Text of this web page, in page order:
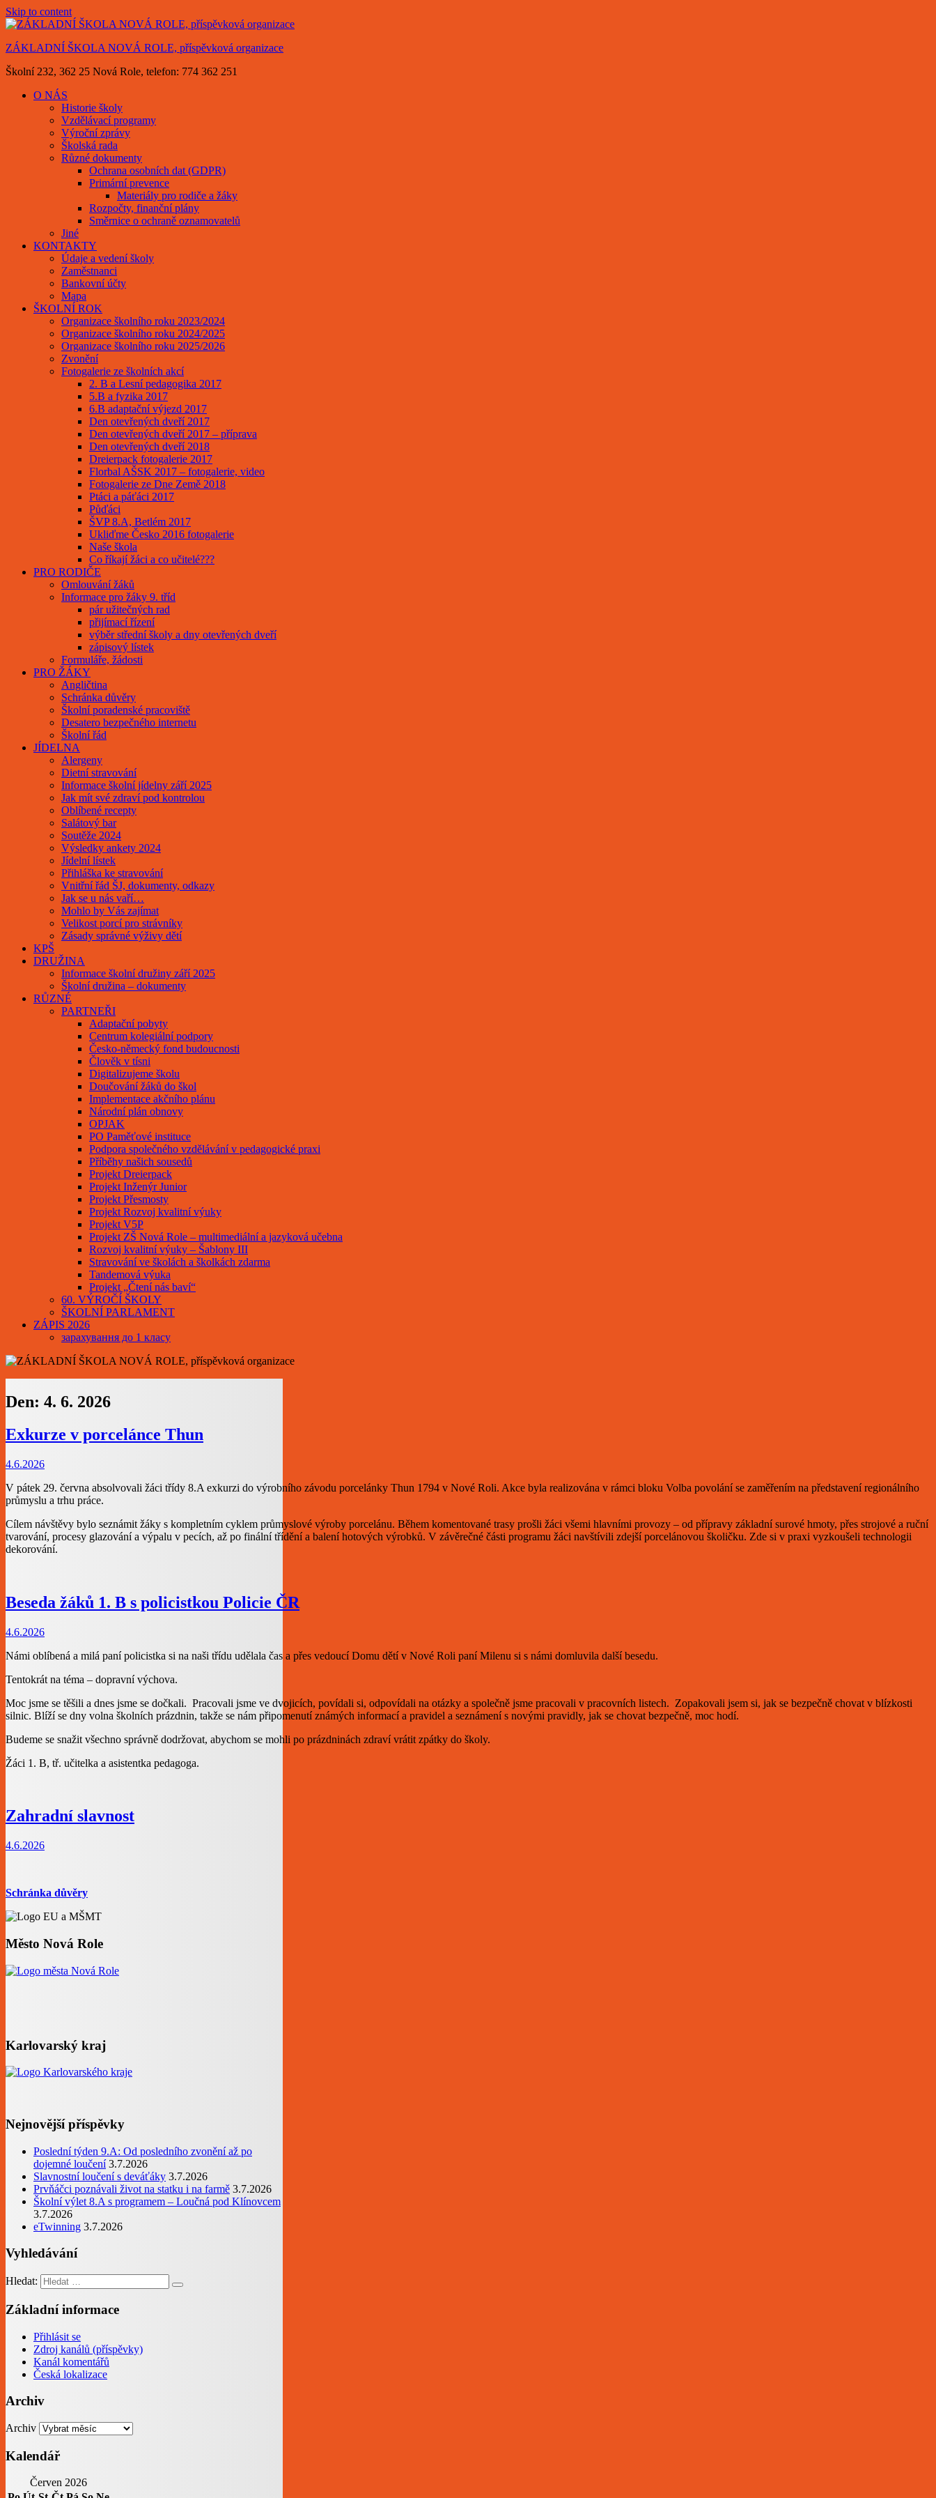
Skip to content
ZÁKLADNÍ ŠKOLA NOVÁ ROLE, příspěvková organizace
Školní 232, 362 25 Nová Role, telefon: 774 362 251
O NÁS
Historie školy
Vzdělávací programy
Výroční zprávy
Školská rada
Různé dokumenty
Ochrana osobních dat (GDPR)
Primární prevence
Materiály pro rodiče a žáky
Rozpočty, finanční plány
Směrnice o ochraně oznamovatelů
Jiné
KONTAKTY
Údaje a vedení školy
Zaměstnanci
Bankovní účty
Mapa
ŠKOLNÍ ROK
Organizace školního roku 2023/2024
Organizace školního roku 2024/2025
Organizace školního roku 2025/2026
Zvonění
Fotogalerie ze školních akcí
2. B a Lesní pedagogika 2017
5.B a fyzika 2017
6.B adaptační výjezd 2017
Den otevřených dveří 2017
Den otevřených dveří 2017 – příprava
Den otevřených dveří 2018
Dreierpack fotogalerie 2017
Florbal AŠSK 2017 – fotogalerie, video
Fotogalerie ze Dne Země 2018
Ptáci a páťáci 2017
Půďáci
ŠVP 8.A, Betlém 2017
Ukliďme Česko 2016 fotogalerie
Naše škola
Co říkají žáci a co učitelé???
PRO RODIČE
Omlouvání žáků
Informace pro žáky 9. tříd
pár užitečných rad
přijímací řízení
výběr střední školy a dny otevřených dveří
zápisový lístek
Formuláře, žádosti
PRO ŽÁKY
Angličtina
Schránka důvěry
Školní poradenské pracoviště
Desatero bezpečného internetu
Školní řád
JÍDELNA
Alergeny
Dietní stravování
Informace školní jídelny září 2025
Jak mít své zdraví pod kontrolou
Oblíbené recepty
Salátový bar
Soutěže 2024
Výsledky ankety 2024
Jídelní lístek
Přihláška ke stravování
Vnitřní řád ŠJ, dokumenty, odkazy
Jak se u nás vaří…
Mohlo by Vás zajímat
Velikost porcí pro strávníky
Zásady správné výživy dětí
KPŠ
DRUŽINA
Informace školní družiny září 2025
Školní družina – dokumenty
RŮZNÉ
PARTNEŘI
Adaptační pobyty
Centrum kolegiální podpory
Česko-německý fond budoucnosti
Člověk v tísni
Digitalizujeme školu
Doučování žáků do škol
Implementace akčního plánu
Národní plán obnovy
OPJAK
PO Paměťové instituce
Podpora společného vzdělávání v pedagogické praxi
Příběhy našich sousedů
Projekt Dreierpack
Projekt Inženýr Junior
Projekt Přesmosty
Projekt Rozvoj kvalitní výuky
Projekt V5P
Projekt ZŠ Nová Role – multimediální a jazyková učebna
Rozvoj kvalitní výuky – Šablony III
Stravování ve školách a školkách zdarma
Tandemová výuka
Projekt „Čtení nás baví“
60. VÝROČÍ ŠKOLY
ŠKOLNÍ PARLAMENT
ZÁPIS 2026
зарахування до 1 класу
Den: 4. 6. 2026
Exkurze v porcelánce Thun
4.6.2026
V pátek 29. června absolvovali žáci třídy 8.A exkurzi do výrobního závodu porcelánky Thun 1794 v Nové Roli. Akce byla realizována v rámci bloku Volba povolání se zaměřením na představení regionálního
průmyslu a trhu práce.
Cílem návštěvy bylo seznámit žáky s kompletním cyklem průmyslové výroby porcelánu. Během komentované trasy prošli žáci všemi hlavními provozy – od přípravy základní surové hmoty, přes strojové a ruční
tvarování, procesy glazování a výpalu v pecích, až po finální třídění a balení hotových výrobků. V závěrečné části programu žáci navštívili zdejší porcelánovou školičku. Zde si v praxi vyzkoušeli technologii
dekorování.
Beseda žáků 1. B s policistkou Policie ČR
4.6.2026
Námi oblíbená a milá paní policistka si na naši třídu udělala čas a přes vedoucí Domu dětí v Nové Roli paní Milenu si s námi domluvila další besedu.
Tentokrát na téma – dopravní výchova.
Moc jsme se těšili a dnes jsme se dočkali. Pracovali jsme ve dvojicích, povídali si, odpovídali na otázky a společně jsme pracovali v pracovních listech. Zopakovali jsem si, jak se bezpečně chovat v blízkosti
silnic. Blíží se dny volna školních prázdnin, takže se nám připomenutí známých informací a pravidel a seznámení s novými pravidly, jak se chovat bezpečně, moc hodí.
Budeme se snažit všechno správně dodržovat, abychom se mohli po prázdninách zdraví vrátit zpátky do školy.
Žáci 1. B, tř. učitelka a asistentka pedagoga.
Zahradní slavnost
4.6.2026
Schránka důvěry
Město Nová Role
Karlovarský kraj
Nejnovější příspěvky
Poslední týden 9.A: Od posledního zvonění až po
dojemné loučení 3.7.2026
Slavnostní loučení s deváťáky 3.7.2026
Prvňáčci poznávali život na statku i na farmě 3.7.2026
Školní výlet 8.A s programem – Loučná pod Klínovcem
3.7.2026
eTwinning 3.7.2026
Vyhledávání
Hledat:
Základní informace
Přihlásit se
Zdroj kanálů (příspěvky)
Kanál komentářů
Česká lokalizace
Archiv
Archiv
Kalendář
Červen 2026